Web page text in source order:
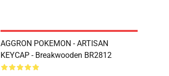
AGGRON POKEMON - ARTISAN
KEYCAP - Breakwooden BR2812